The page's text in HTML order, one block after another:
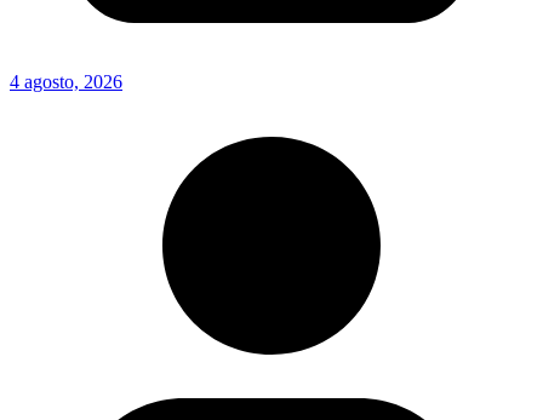
4 agosto, 2026